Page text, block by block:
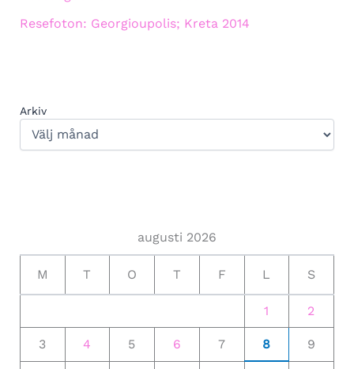
Resefoton: Georgioupolis; Kreta 2014
Arkiv
augusti 2026
M T O T F L S
1 2
3 4 5 6 7 8 9